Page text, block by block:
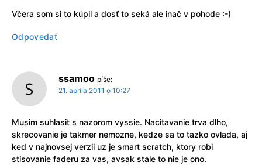
Včera som si to kúpil a dosť to seká ale inač v pohode :-)
Odpovedať
ssamoo píše:
21. apríla 2011 o 10:27
Musim suhlasit s nazorom vyssie. Nacitavanie trva dlho,
skrecovanie je takmer nemozne, kedze sa to tazko ovlada, aj
ked v najnovsej verzii uz je smart scratch, ktory robi
stisovanie faderu za vas, avsak stale to nie je ono.